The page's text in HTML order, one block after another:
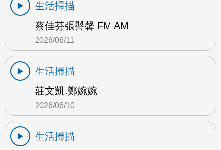
生活掃描
蔡佳芬張譽馨 FM AM
2026/06/11
生活掃描
莊文凱.鄭婉婉
2026/06/10
生活掃描